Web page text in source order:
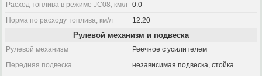
Расход топлива в режиме JC08, км/л
0.0
Норма по расходу топлива, км/л
12.20
Рулевой механизм и подвеска
Рулевой механизм
Реечное с усилителем
Передняя подвеска
независимая подвеска, стойка